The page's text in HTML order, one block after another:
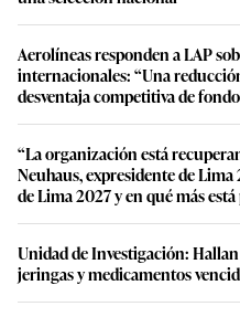
Aerolíneas responden a LAP
internacionales: “Una
desventaja competitiva de
“La organización está
Neuhaus, expresidente de
de Lima 2027 y en qué más
Unidad de Investigación:
jeringas y medicamentos